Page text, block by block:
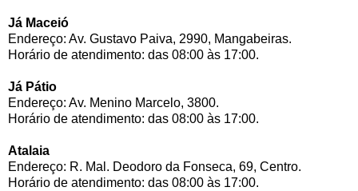
Já Maceió
Endereço: Av. Gustavo Paiva, 2990, Mangabeiras.
Horário de atendimento: das 08:00 às 17:00.
Já Pátio
Endereço: Av. Menino Marcelo, 3800.
Horário de atendimento: das 08:00 às 17:00.
Atalaia
Endereço: R. Mal. Deodoro da Fonseca, 69, Centro.
Horário de atendimento: das 08:00 às 17:00.